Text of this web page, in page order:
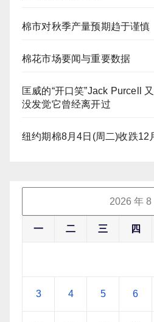
棉市对秋季产量预期趋于谨慎
棉花市场要闻与重要数据
匡威的“开口笑”Jack Purcell
没发觉它曾经离开过
纽约期棉8月4日(周二)收跌12
2026 年 8
一 二 三 四
3 4 5 6